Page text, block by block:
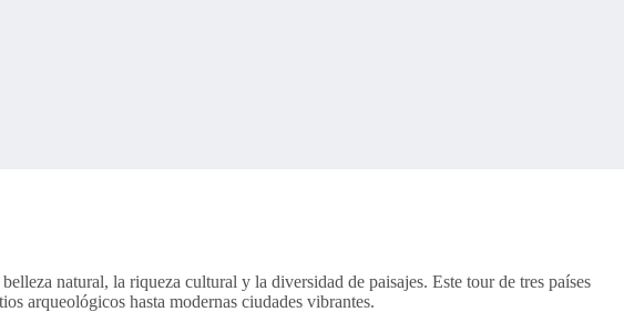
natural, la riqueza cultural y la diversidad de paisajes. Este tour de tres países
arqueológicos hasta modernas ciudades vibrantes.